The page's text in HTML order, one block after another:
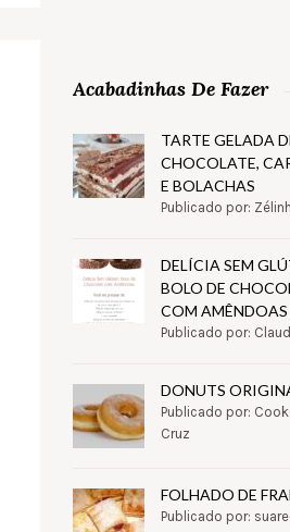
Acabadinhas De Fazer
TARTE GELADA
CHOCOLATE,
E BOLACHAS
Publicado por:
DELÍCIA SEM
BOLO DE
COM AMÊNDOAS
Publicado por:
DONUTS
Publicado por:
Cruz
FOLHADO DE
Publicado por: